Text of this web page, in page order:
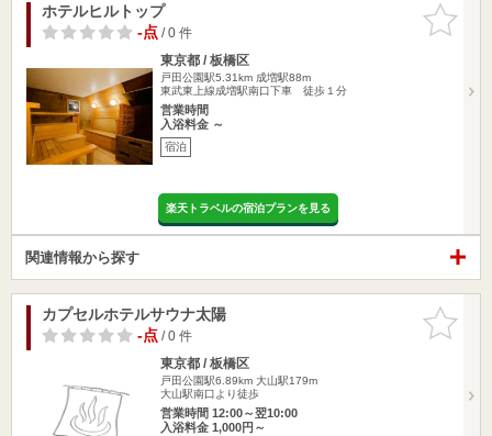
お気に入
りに追加
ホテルヒルトップ
-点/ 0 件
東京都 / 板橋区
戸田公園駅5.31km 成増駅88m
東武東上線成増駅南口下車 徒歩１分
営業時間
入浴料金 ～
宿泊
楽天トラベルの宿泊プランを見る
関連情報から探す
お気に入
りに追加
カプセルホテルサウナ太陽
-点/ 0 件
東京都 / 板橋区
戸田公園駅6.89km 大山駅179m
大山駅南口より徒歩
営業時間 12:00～翌10:00
入浴料金 1,000円～